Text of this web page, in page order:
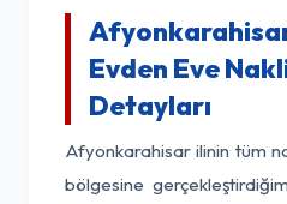
Evden Eve
Detayları
Afyonkarahisar ilinin tüm
bölgesine